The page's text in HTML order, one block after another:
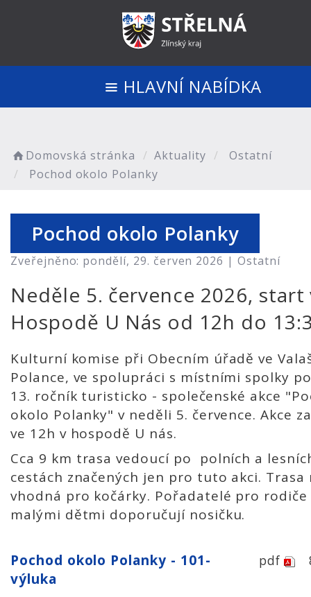
HLAVNÍ NABÍDKA
Domovská stránka Aktuality
Ostatní
Pochod okolo Polanky
Pochod okolo Polanky
Zveřejněno: pondělí, 29. červen 2026 |Ostatní
Neděle 5. července 2026, start
Hospodě U Nás od 12h do
Kulturní komise při Obecním úřadě ve
Polance, ve spolupráci s místními spolky
13. ročník turisticko - společenské akce
okolo Polanky" v neděli 5. července. Akce
ve 12h v hospodě U nás.
Cca 9 km trasa vedoucí po polních a
cestách značených jen pro tuto akci. Trasa
vhodná pro kočárky. Pořadatelé pro rodiče
malými dětmi doporučují nosičku.
Pochod okolo Polanky - 101-
výluka
pdf